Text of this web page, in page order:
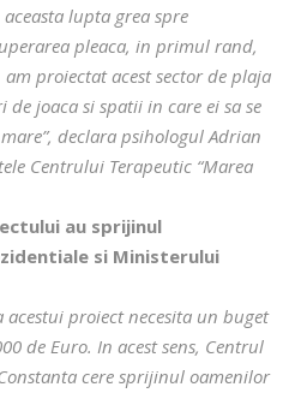
lupta grea spre
pleaca, in primul rand,
proiectat acest sector de plaja
joaca si spatii in care ei sa se
declara psihologul Adrian
Centrului Terapeutic “Marea
au sprijinul
si Ministerului
acestui proiect necesita un buget
de Euro. In acest sens, Centrul
cere sprijinul oamenilor